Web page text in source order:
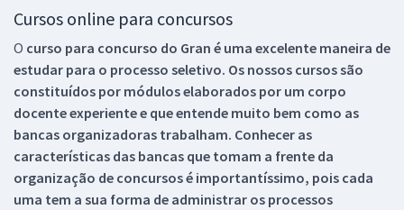
Cursos online para concursos
O curso para concurso do Gran é uma excelente maneira de
estudar para o processo seletivo. Os nossos cursos são
constituídos por módulos elaborados por um corpo
docente experiente e que entende muito bem como as
bancas organizadoras trabalham. Conhecer as
características das bancas que tomam a frente da
organização de concursos é importantíssimo, pois cada
uma tem a sua forma de administrar os processos